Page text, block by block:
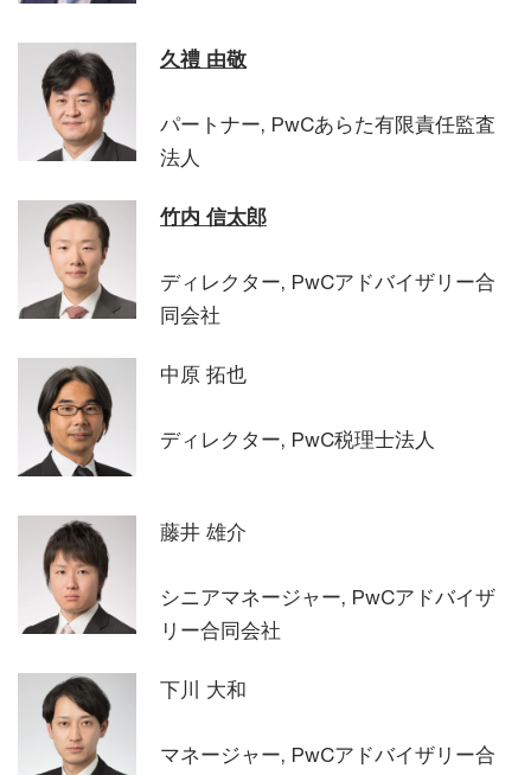
久禮 由敬
パートナー, PwCあらた有限責任監査
法人
竹内 信太郎
ディレクター, PwCアドバイザリー合
同会社
中原 拓也
ディレクター, PwC税理士法人
藤井 雄介
シニアマネージャー, PwCアドバイザ
リー合同会社
下川 大和
マネージャー, PwCアドバイザリー合